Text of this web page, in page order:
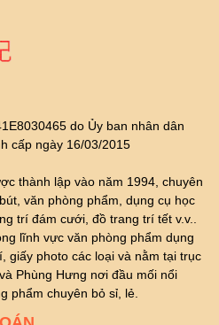
do Ủy ban nhân dân
cấp ngày 16/03/2015
thành lập vào năm 1994, chuyên
văn phòng phẩm, dụng cụ học
trí đám cưới, đồ trang trí tết v.v..
lĩnh vực văn phòng phẩm dụng
giấy photo các loại và nằm tại trục
Phùng Hưng nơi đầu mối nổi
phẩm chuyên bỏ sỉ, lẻ.